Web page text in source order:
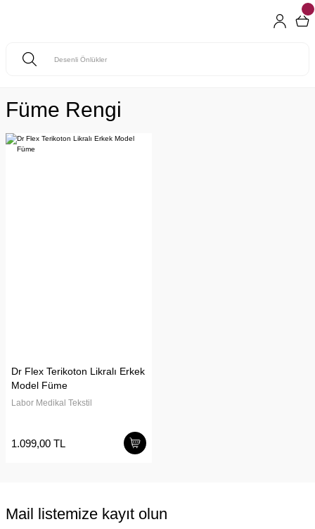
Füme Rengi
Dr Flex Terikoton Likralı Erkek
Model Füme
Labor Medikal Tekstil
1.099,00 TL
Mail listemize kayıt olun